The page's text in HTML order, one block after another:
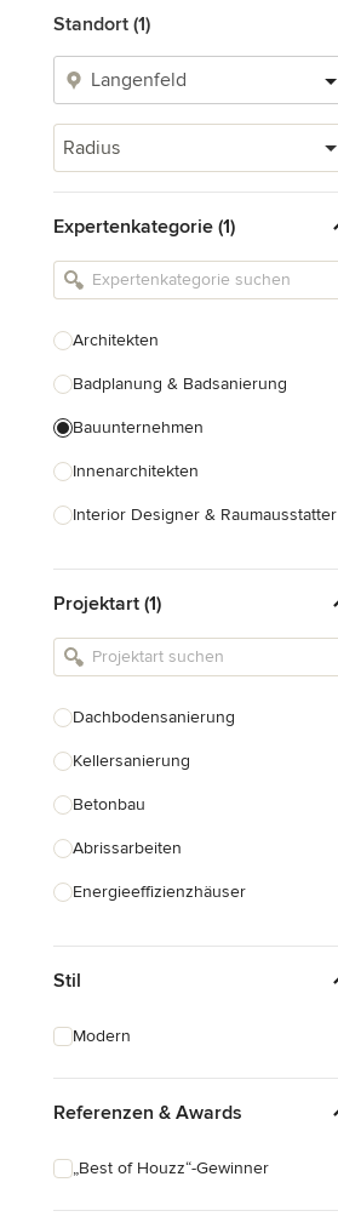
Standort (1)
Radius
Expertenkategorie (1)
Architekten
Badplanung & Badsanierung
Bauunternehmen
Innenarchitekten
Interior Designer & Raumausstatter
Landschaftsarchitekten
Armaturen & Sanitärbedarf
Projektart (1)
Dachbodensanierung
Kellersanierung
Betonbau
Abrissarbeiten
Energieeffizienzhäuser
Garagenbau
Hauserweiterungen
Alle anzeigen
Stil
Modern
Referenzen & Awards
„Best of Houzz“-Gewinner